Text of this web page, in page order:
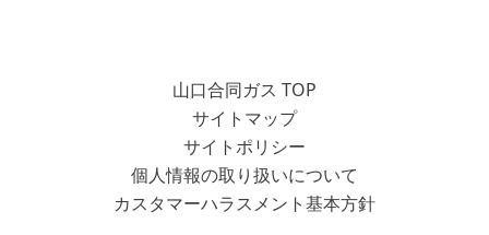
山口合同ガス TOP
サイトマップ
サイトポリシー
個人情報の取り扱いについて
カスタマーハラスメント基本方針